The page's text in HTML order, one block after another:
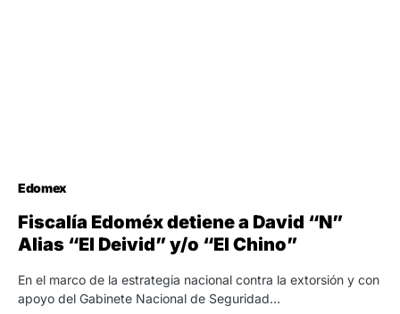
Edomex
Fiscalía Edoméx detiene a David “N”
Alias “El Deivid” y/o “El Chino”
En el marco de la estrategia nacional contra la extorsión y con
apoyo del Gabinete Nacional de Seguridad…